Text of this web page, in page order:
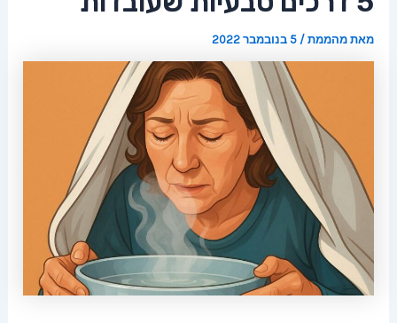
מאתמהממת/5 בנובמבר 2022